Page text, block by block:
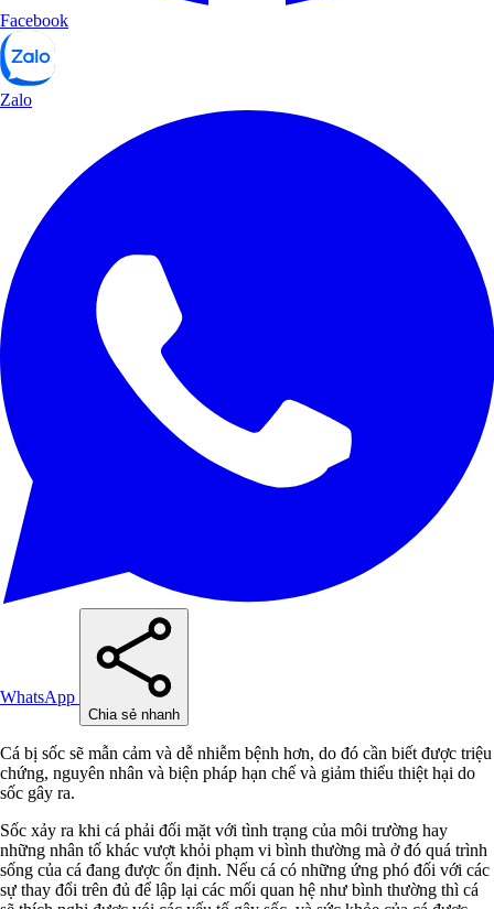
Facebook
Zalo
WhatsApp
Chia sẻ nhanh
Cá bị sốc sẽ mẫn cảm và dễ nhiễm bệnh hơn, do đó cần biết được triệu
chứng, nguyên nhân và biện pháp hạn chế và giảm thiểu thiệt hại do
sốc gây ra.
Sốc xảy ra khi cá phải đối mặt với tình trạng của môi trường hay
những nhân tố khác vượt khỏi phạm vi bình thường mà ở đó quá trình
sống của cá đang được ổn định. Nếu cá có những ứng phó đối với các
sự thay đổi trên đủ để lập lại các mối quan hệ như bình thường thì cá